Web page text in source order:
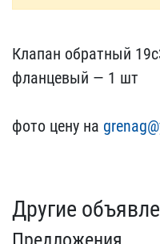
Клапан обратный
фланцевый — 1​ шт
фото цену на
Другие